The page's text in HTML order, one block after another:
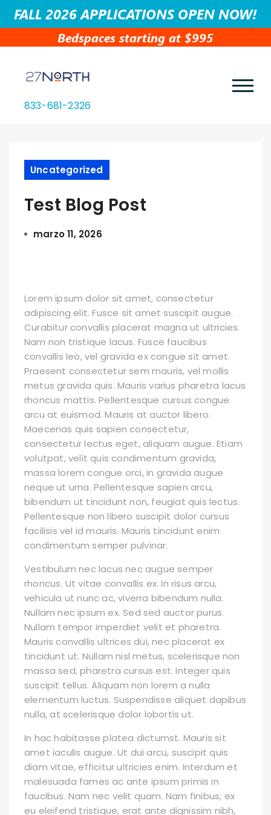
FALL 2026 APPLICATIONS OPEN NOW!
Bedspaces starting at $995
833-681-2326
Uncategorized
Test Blog Post
marzo 11, 2026
Lorem ipsum dolor sit amet, consectetur
adipiscing elit. Fusce sit amet suscipit augue.
Curabitur convallis placerat magna ut ultricies.
Nam non tristique lacus. Fusce faucibus
convallis leo, vel gravida ex congue sit amet.
Praesent consectetur sem mauris, vel mollis
metus gravida quis. Mauris varius pharetra lacus
rhoncus mattis. Pellentesque cursus congue
arcu at euismod. Mauris at auctor libero.
Maecenas quis sapien consectetur,
consectetur lectus eget, aliquam augue. Etiam
volutpat, velit quis condimentum gravida,
massa lorem congue orci, in gravida augue
neque ut urna. Pellentesque sapien arcu,
bibendum ut tincidunt non, feugiat quis lectus.
Pellentesque non libero suscipit dolor cursus
facilisis vel id mauris. Mauris tincidunt enim
condimentum semper pulvinar.
Vestibulum nec lacus nec augue semper
rhoncus. Ut vitae convallis ex. In risus arcu,
vehicula ut nunc ac, viverra bibendum nulla.
Nullam nec ipsum ex. Sed sed auctor purus.
Nullam tempor imperdiet velit et pharetra.
Mauris convallis ultrices dui, nec placerat ex
tincidunt ut. Nullam nisl metus, scelerisque non
massa sed, pharetra cursus est. Integer quis
suscipit tellus. Aliquam non lorem a nulla
elementum luctus. Suspendisse aliquet dapibus
nulla, at scelerisque dolor lobortis ut.
In hac habitasse platea dictumst. Mauris sit
amet iaculis augue. Ut dui arcu, suscipit quis
diam vitae, efficitur ultricies enim. Interdum et
malesuada fames ac ante ipsum primis in
faucibus. Nam nec velit quam. Nam finibus, ex
eu eleifend tristique, erat ante dignissim nibh,